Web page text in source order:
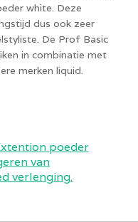
white. Deze
dus ook zeer
De Prof Basic
in combinatie met
merken liquid.
poeder
van
verlenging.